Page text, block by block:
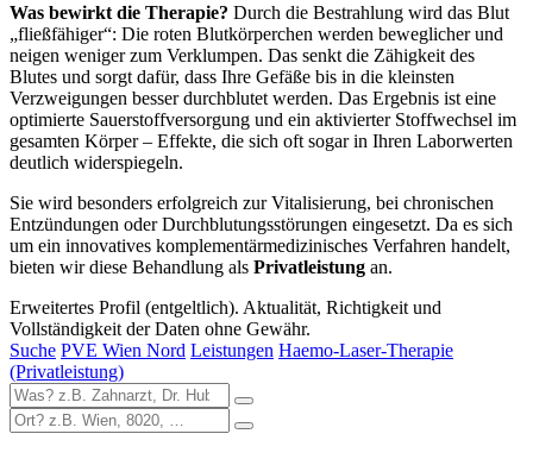
Was bewirkt die Therapie? Durch die Bestrahlung wird das Blut
„fließfähiger“: Die roten Blutkörperchen werden beweglicher und
neigen weniger zum Verklumpen. Das senkt die Zähigkeit des
Blutes und sorgt dafür, dass Ihre Gefäße bis in die kleinsten
Verzweigungen besser durchblutet werden. Das Ergebnis ist eine
optimierte Sauerstoffversorgung und ein aktivierter Stoffwechsel im
gesamten Körper – Effekte, die sich oft sogar in Ihren Laborwerten
deutlich widerspiegeln.
Sie wird besonders erfolgreich zur Vitalisierung, bei chronischen
Entzündungen oder Durchblutungsstörungen eingesetzt. Da es sich
um ein innovatives komplementärmedizinisches Verfahren handelt,
bieten wir diese Behandlung als Privatleistung an.
Erweitertes Profil (entgeltlich). Aktualität, Richtigkeit und
Vollständigkeit der Daten ohne Gewähr.
Suche PVE Wien Nord Leistungen Haemo-Laser-Therapie
(Privatleistung)